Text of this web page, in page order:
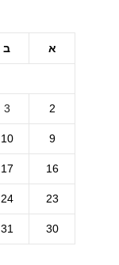
א ב
2
3
9
10
16
17
23
24
30
31